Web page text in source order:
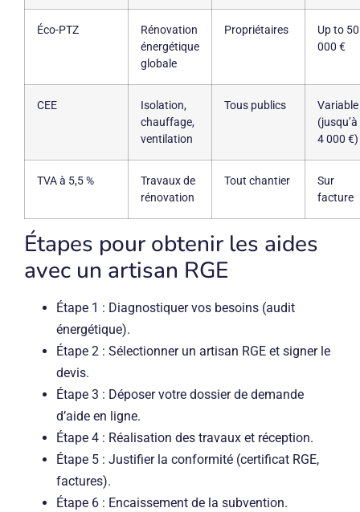
Éco-PTZ
Rénovation
énergétique
globale
Propriétaires
Up to 50
000 €
CEE
Isolation,
chauffage,
ventilation
Tous publics
Variable
(jusqu’à
4 000 €)
TVA à 5,5 %
Travaux de
rénovation
Tout chantier
Sur
facture
Étapes pour obtenir les aides
avec un artisan RGE
Étape 1 : Diagnostiquer vos besoins (audit
énergétique).
Étape 2 : Sélectionner un artisan RGE et signer le
devis.
Étape 3 : Déposer votre dossier de demande
d’aide en ligne.
Étape 4 : Réalisation des travaux et réception.
Étape 5 : Justifier la conformité (certificat RGE,
factures).
Étape 6 : Encaissement de la subvention.